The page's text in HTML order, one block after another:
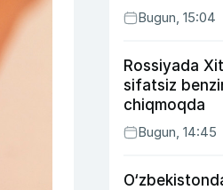
aktrisaning
kechdi?
Bugun, 15:04
Rossiyada
sifatsiz
chiqmoqda
Bugun, 14:45